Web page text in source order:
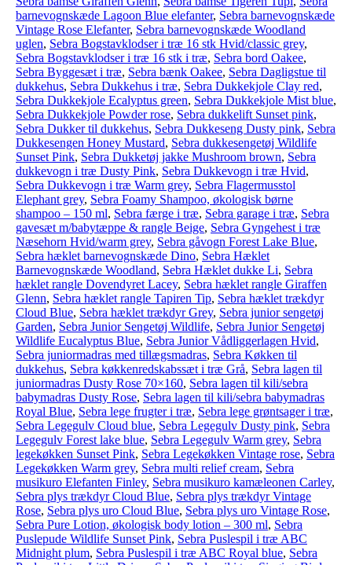
barnevognskæde Lagoon Blue elefanter, Sebra barnevognskæde
Vintage Rose Elefanter, Sebra barnevognskæde Woodland
uglen, Sebra Bogstavklodser i træ 16 stk Hvid/classic grey,
Sebra Bogstavklodser i træ 16 stk i træ, Sebra bord Oakee,
Sebra Byggesæt i træ, Sebra bænk Oakee, Sebra Dagligstue til
dukkehus, Sebra Dukkehus i træ, Sebra Dukkekjole Clay red,
Sebra Dukkekjole Ecalyptus green, Sebra Dukkekjole Mist blue,
Sebra Dukkekjole Powder rose, Sebra dukkelift Sunset pink,
Sebra Dukker til dukkehus, Sebra Dukkeseng Dusty pink, Sebra
Dukkesengen Honey Mustard, Sebra dukkesengetøj Wildlife
Sunset Pink, Sebra Dukketøj jakke Mushroom brown, Sebra
dukkevogn i træ Dusty Pink, Sebra Dukkevogn i træ Hvid,
Sebra Dukkevogn i træ Warm grey, Sebra Flagermusstol
Elephant grey, Sebra Foamy Shampoo, økologisk børne
shampoo – 150 ml, Sebra færge i træ, Sebra garage i træ, Sebra
gavesæt m/babytæppe & rangle Beige, Sebra Gyngehest i træ
Næsehorn Hvid/warm grey, Sebra gåvogn Forest Lake Blue,
Sebra hæklet barnevognskæde Dino, Sebra Hæklet
Barnevognskæde Woodland, Sebra Hæklet dukke Li, Sebra
hæklet rangle Dovendyret Lacey, Sebra hæklet rangle Giraffen
Glenn, Sebra hæklet rangle Tapiren Tip, Sebra hæklet trækdyr
Cloud Blue, Sebra hæklet trækdyr Grey, Sebra junior sengetøj
Garden, Sebra Junior Sengetøj Wildlife, Sebra Junior Sengetøj
Wildlife Eucalyptus Blue, Sebra Junior Vådliggerlagen Hvid,
Sebra juniormadras med tillægsmadras, Sebra Køkken til
dukkehus, Sebra køkkenredskabssæt i træ Grå, Sebra lagen til
juniormadras Dusty Rose 70×160, Sebra lagen til kili/sebra
babymadras Dusty Rose, Sebra lagen til kili/sebra babymadras
Royal Blue, Sebra lege frugter i træ, Sebra lege grøntsager i træ,
Sebra Legegulv Cloud blue, Sebra Legegulv Dusty pink, Sebra
Legegulv Forest lake blue, Sebra Legegulv Warm grey, Sebra
legekøkken Sunset Pink, Sebra Legekøkken Vintage rose, Sebra
Legekøkken Warm grey, Sebra multi relief cream, Sebra
musikuro Elefanten Finley, Sebra musikuro kamæleonen Carley,
Sebra plys trækdyr Cloud Blue, Sebra plys trækdyr Vintage
Rose, Sebra plys uro Cloud Blue, Sebra plys uro Vintage Rose,
Sebra Pure Lotion, økologisk body lotion – 300 ml, Sebra
Puslepude Wildlife Sunset Pink, Sebra Puslespil i træ ABC
Midnight plum, Sebra Puslespil i træ ABC Royal blue, Sebra